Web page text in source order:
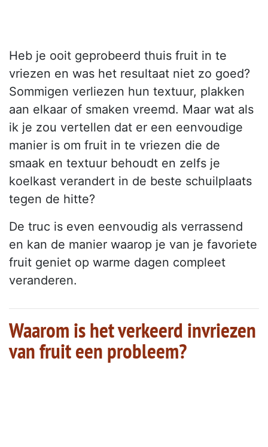
Heb je ooit geprobeerd thuis fruit in te
vriezen en was het resultaat niet zo goed?
Sommigen verliezen hun textuur, plakken
aan elkaar of smaken vreemd. Maar wat als
ik je zou vertellen dat er een eenvoudige
manier is om fruit in te vriezen die de
smaak en textuur behoudt en zelfs je
koelkast verandert in de beste schuilplaats
tegen de hitte?
De truc is even eenvoudig als verrassend
en kan de manier waarop je van je favoriete
fruit geniet op warme dagen compleet
veranderen.
Waarom is het verkeerd invriezen
van fruit een probleem?